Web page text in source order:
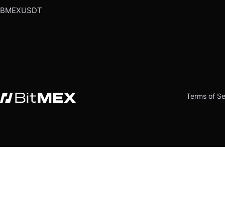
BMEXUSDT
Terms of